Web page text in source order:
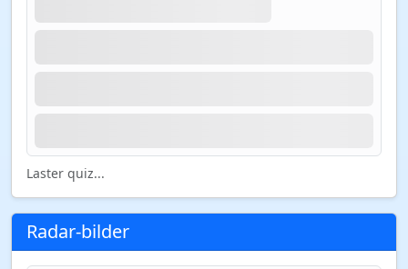
Laster quiz...
Radar-bilder